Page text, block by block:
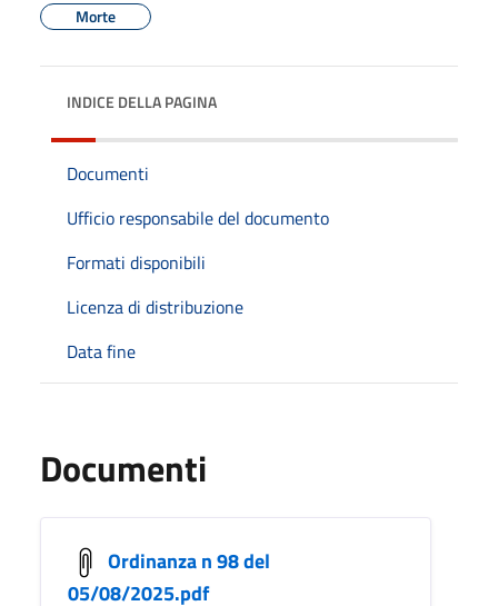
Morte
INDICE DELLA PAGINA
Documenti
Ufficio responsabile del documento
Formati disponibili
Licenza di distribuzione
Data fine
Documenti
Ordinanza n 98 del
05/08/2025.pdf